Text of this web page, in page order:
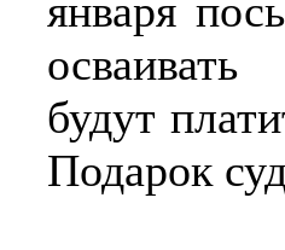
января
будут
Подарок